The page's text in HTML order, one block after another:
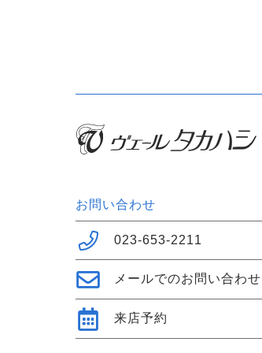
お問い合わせ
023-653-2211
メールでのお問い合わせ
来店予約